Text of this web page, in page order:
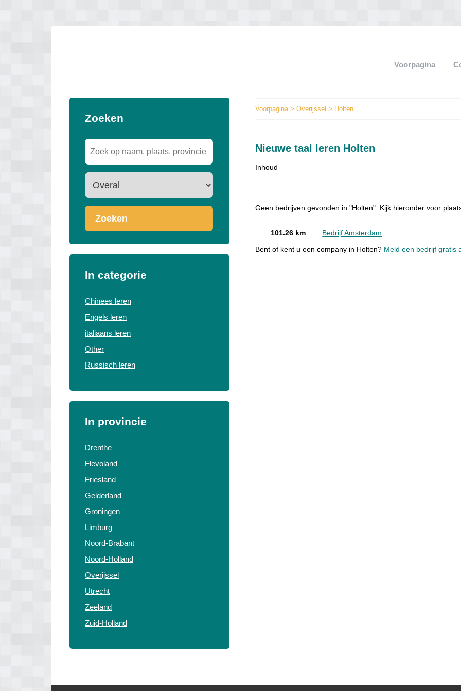
Voorpagina
Zoeken
Zoeken
In categorie
Chinees leren
Engels leren
italiaans leren
Other
Russisch leren
In provincie
Drenthe
Flevoland
Friesland
Gelderland
Groningen
Limburg
Noord-Brabant
Noord-Holland
Overijssel
Utrecht
Zeeland
Zuid-Holland
Voorpagina>Overijssel > Holten
Nieuwe taal leren Holten
Inhoud
Geen bedrijven gevonden in "Holten". Kijk hieronder voor
101.26 km Bedrijf Amsterdam
Bent of kent u een company in Holten? Meld een bedrijf gratis